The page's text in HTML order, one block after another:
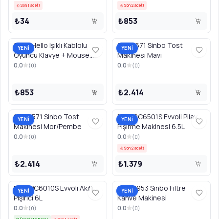
Tüm Su Isıtıcısı seçeneklerini gör →
Son 1 adet!
₺34
Son 2 adet!
₺853
YENİ
2573 Hello Işıklı Kablolu
Oyuncu Klavye + Mouse
Combo Set
0.0 (0)
₺853
YENİ
SSM2571 Sinbo Tost
Makinesi Mavi
0.0 (0)
₺2.414
YENİ
SSM2571 Sinbo Tost
Makinesi Mor/Pembe
0.0 (0)
₺2.414
YENİ
EVKARC6501S Evvoli Pilav
Pişirme Makinesi 6.5L
0.0 (0)
Son 2 adet!
₺1.379
YENİ
EVKAPC6010S Evvoli Akıllı
Pişirici 6L
0.0 (0)
YENİ
SCM2953 Sinbo Filtre
Kahve Makinesi
0.0 (0)